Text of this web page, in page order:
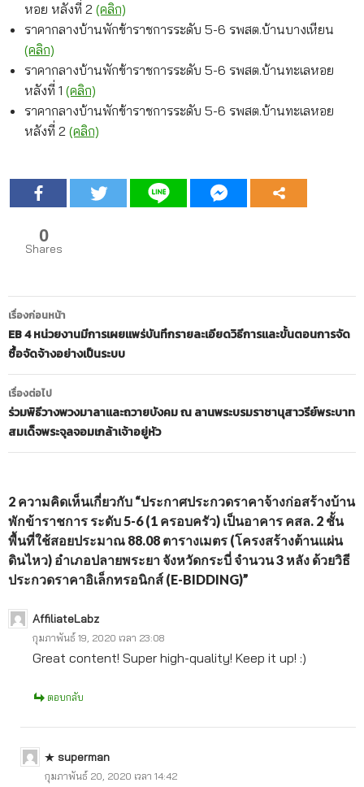
หอย หลังที่ 2 (คลิก)
ราคากลางบ้านพักข้าราชการระดับ 5-6 รพสต.บ้านบางเหียน
(คลิก)
ราคากลางบ้านพักข้าราชการระดับ 5-6 รพสต.บ้านทะเลหอย
หลังที่ 1 (คลิก)
ราคากลางบ้านพักข้าราชการระดับ 5-6 รพสต.บ้านทะเลหอย
หลังที่ 2 (คลิก)
0
Shares
เมนู
นำทาง
เรื่อง
เรื่องก่อนหน้า
EB 4 หน่วยงานมีการเผยแพร่บันทึกรายละเอียดวิธีการและขั้นตอนการจัด
ซื้อจัดจ้างอย่างเป็นระบบ
เรื่องต่อไป
ร่วมพิธีวางพวงมาลาและถวายบังคม ณ ลานพระบรมราชานุสาวรีย์พระบาท
สมเด็จพระจุลจอมเกล้าเจ้าอยู่หัว
2 ความคิดเห็นเกี่ยวกับ “ประกาศประกวดราคาจ้างก่อสร้างบ้าน
พักข้าราชการ ระดับ 5-6 (1 ครอบครัว) เป็นอาคาร คสล. 2 ชั้น
พื้นที่ใช้สอยประมาณ 88.08 ตารางเมตร (โครงสร้างต้านแผ่น
ดินไหว) อำเภอปลายพระยา จังหวัดกระบี่ จำนวน 3 หลัง ด้วยวิธี
ประกวดราคาอิเล็กทรอนิกส์ (E-BIDDING)”
AffiliateLabz
กุมภาพันธ์ 19, 2020 เวลา 23:08
Great content! Super high-quality! Keep it up! :)
ตอบกลับ
superman
กุมภาพันธ์ 20, 2020 เวลา 14:42